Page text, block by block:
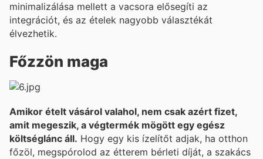
minimalizálása mellett a vacsora elősegíti az
integrációt, és az ételek nagyobb választékát
élvezhetik.
Főzzön maga
Amikor ételt vásárol valahol, nem csak azért fizet,
amit megeszik, a végtermék mögött egy egész
költséglánc áll. Hogy egy kis ízelítőt adjak, ha otthon
főzöl, megspórolod az étterem bérleti díját, a szakács